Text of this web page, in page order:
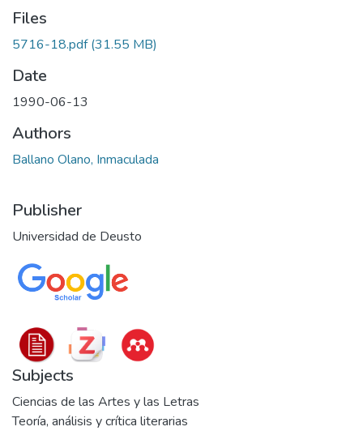
Files
5716-18.pdf(31.55 MB)
Date
1990-06-13
Authors
Ballano Olano, Inmaculada
Publisher
Universidad de Deusto
Subjects
Ciencias de las Artes y las Letras
Teoría, análisis y crítica literarias